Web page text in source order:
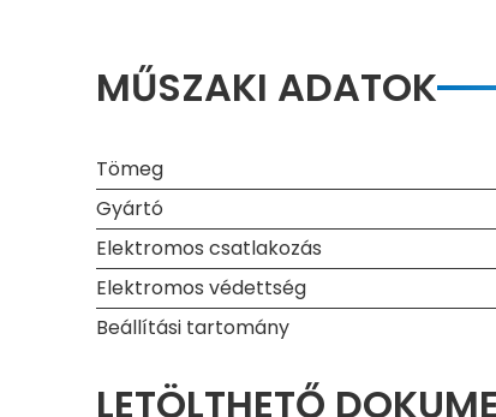
MŰSZAKI ADATOK
Tömeg
Gyártó
Elektromos csatlakozás
Elektromos védettség
Beállítási tartomány
LETÖLTHETŐ